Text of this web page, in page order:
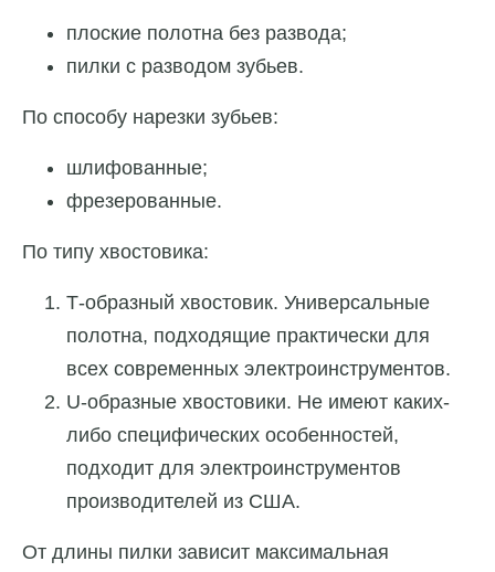
плоские полотна без развода;
пилки с разводом зубьев.
По способу нарезки зубьев:
шлифованные;
фрезерованные.
По типу хвостовика:
Т-образный хвостовик. Универсальные
полотна, подходящие практически для
всех современных электроинструментов.
U-образные хвостовики. Не имеют каких-
либо специфических особенностей,
подходит для электроинструментов
производителей из США.
От длины пилки зависит максимальная